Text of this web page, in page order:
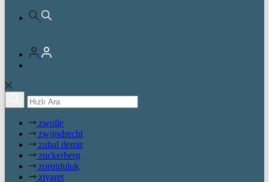
zwolle
zwijndrecht
zuhal demir
zuckerberg
zorunluluk
ziyaret